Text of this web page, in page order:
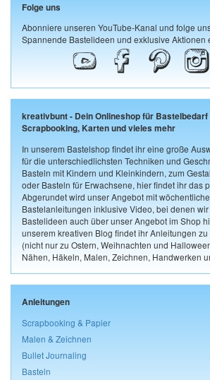
Folge uns
Abonniere unseren YouTube-Kanal und folge
Spannende Bastelideen und exklusive Aktionen
kreativbunt - Dein Onlineshop für Bastelbedarf
Scrapbooking, Karten und vieles mehr
In unserem Bastelshop findet ihr eine große
für die unterschiedlichsten Techniken und
Basteln mit Kindern und Kleinkindern, zum
oder Basteln für Erwachsene, hier findet ihr das
Abgerundet wird unser Angebot mit
Bastelanleitungen inklusive Video, bei denen
Bastelideen auch über unser Angebot im Shop
unserem kreativen Blog findet ihr Anleitungen
(nicht nur zu Ostern, Weihnachten und
Nähen, Häkeln, Malen, Zeichnen, Handwerken
Anleitungen
Scrapbooking & Papier
Malen & Zeichnen
Bullet Journaling
Basteln